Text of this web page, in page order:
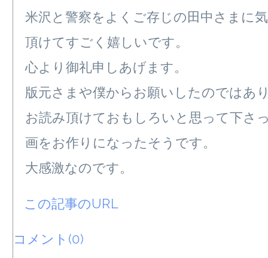
米沢と警察をよくご存じの田中さまに
頂けてすごく嬉しいです。
心より御礼申しあげます。
版元さまや僕からお願いしたのではあ
お読み頂けておもしろいと思って下さ
画をお作りになったそうです。
大感激なのです。
この記事のURL
コメント(0)